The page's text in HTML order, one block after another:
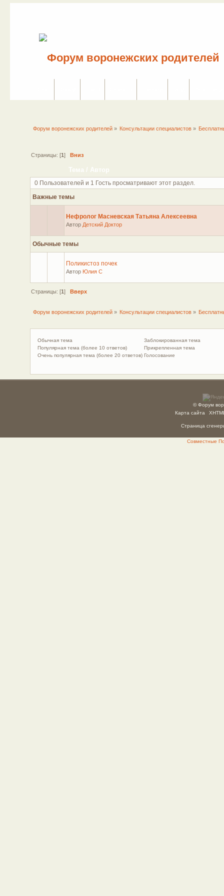
Форум воронежских родителей» Консультации специалистов »
Страницы: [1 ] Вниз
Тема/ Автор
0 Пользователей и 1 Гость просматривают этот раздел.
Важные темы
Нефролог Масневская Татьяна Алексеевна
Автор Детский Доктор
Обычные темы
Поликистоз почек
Автор Юлия С
Страницы: [1] Вверх
Форум воронежских родителей» Консультации специалистов »
Обычная тема
Популярная тема (более 10 ответов)
Очень популярная тема (более 20 ответов)
Заблокированная тема
Прикрепленная тема
Голосование
© Форум
Карта сайта
Страница
Совместные